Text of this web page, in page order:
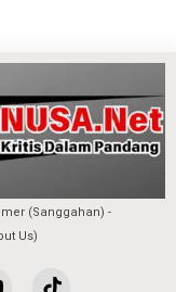
(Sanggahan)
Us)